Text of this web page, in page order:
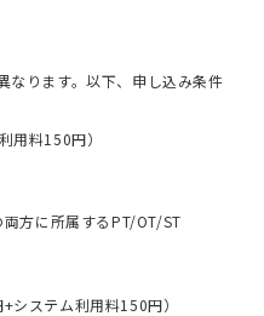
なります。以下、申し込み条件
用料150円）
方に所属するPT/OT/ST
システム利用料150円）